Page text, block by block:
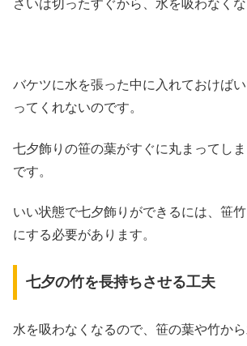
さいは切ったすぐから、水を吸わなくな
バケツに水を張った中に入れておけば
ってくれないのです。
七夕飾りの笹の葉がすぐに丸まってし
です。
いい状態で七夕飾りができるには、笹
にする必要があります。
七夕の竹を長持ちさせる工夫
水を吸わなくなるので、笹の葉や竹か